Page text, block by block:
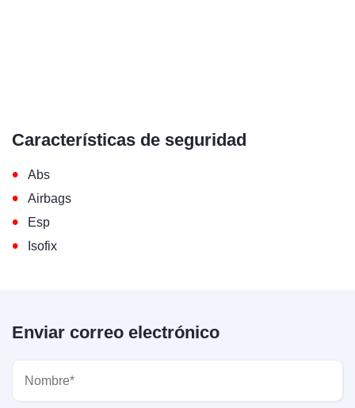
Características de seguridad
• Abs
• Airbags
• Esp
• Isofix
Enviar correo electrónico